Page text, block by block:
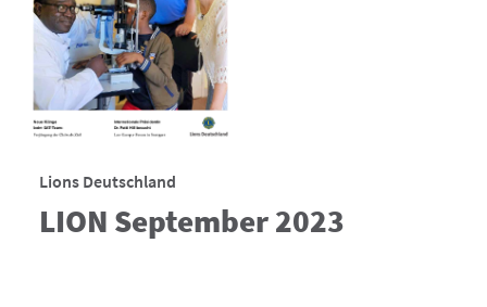
Lions Deutschland
LION September 2023